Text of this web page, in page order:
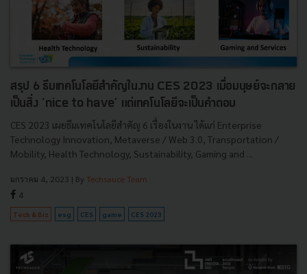
สรุป 6 ธีมเทคโนโลยีสำคัญในงาน CES 2023 เมื่อมนุษย์จะกลาย
เป็นสิ่ง ‘nice to have’ แต่เทคโนโลยีจะเป็นคำตอบ
CES 2023 เผยธีมเทคโนโลยีสำคัญ 6 เรื่องในงาน ได้แก่ Enterprise
Technology Innovation, Metaverse / Web 3.0, Transportation /
Mobility, Health Technology, Sustainability, Gaming and ...
มกราคม 4, 2023 | By Techsauce Team
4
Tech & Biz esg CES game CES 2023